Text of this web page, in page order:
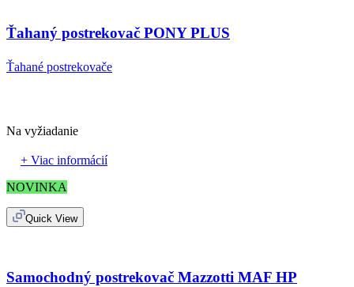
Ťahaný postrekovač PONY PLUS
Ťahané postrekovače
Na vyžiadanie
+ Viac informácií
NOVINKA
Quick View
Samochodný postrekovač Mazzotti MAF HP